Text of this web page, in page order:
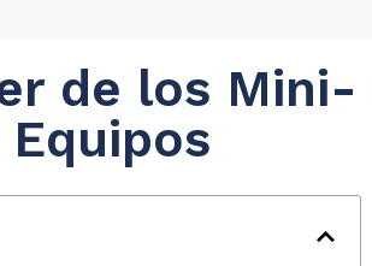
de los Mini-